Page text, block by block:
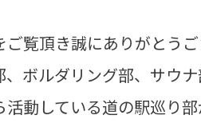
覧頂き誠にありがとうご
ボルダリング部、サウ
動している道の駅巡り部